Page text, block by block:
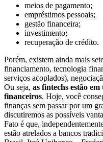
meios de pagamento;
empréstimos pessoais;
gestão financeira;
investimento;
recuperação de crédito.
Porém, existem ainda mais
financiamento, tecnologia
serviços acoplados),
Ou seja, as fintechs estão em
financeiros. Hoje, você
finanças sem passar por um
discutiremos as possíveis
Fato é que,
estão atrelados a bancos